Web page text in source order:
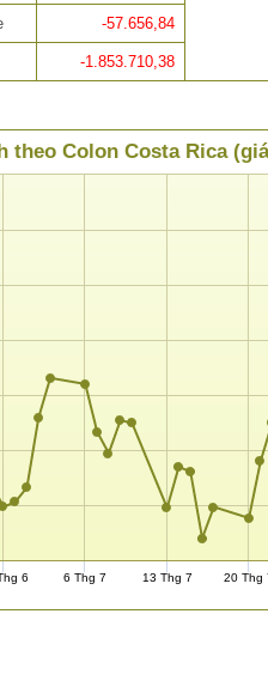
-57.656,84
-1.853.710,38
theo Colon Costa Rica
6 6 Thg 7 13 Thg 7 20 Thg